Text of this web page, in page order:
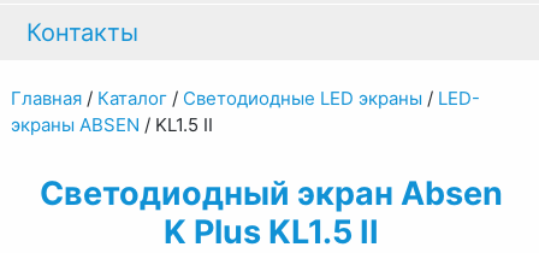
Контакты
Главная/ Каталог/ Светодиодные LED экраны / LED-
экраны ABSEN / KL1.5 II
Светодиодный экран Absen
K Plus KL1.5 II